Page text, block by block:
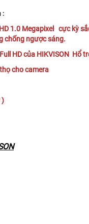
:
1.0 Megapixel cực kỳ
chống ngược sáng.
HD của HIKVISON Hổ
cho camera
)